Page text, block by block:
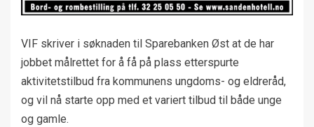
VIF skriver i søknaden til Sparebanken Øst at de har
jobbet målrettet for å få på plass etterspurte
aktivitetstilbud fra kommunens ungdoms- og eldreråd,
og vil nå starte opp med et variert tilbud til både unge
og gamle.